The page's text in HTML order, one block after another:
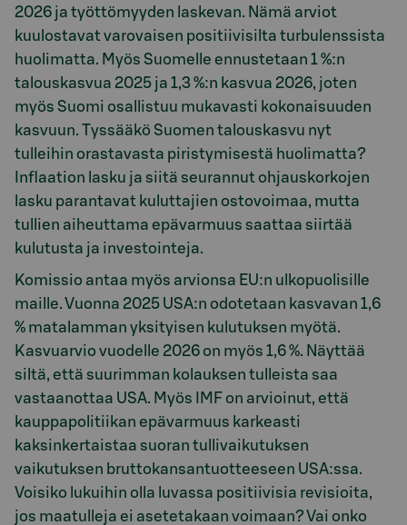
2026 ja työttömyyden laskevan. Nämä arviot
kuulostavat varovaisen positiivisilta turbulenssista
huolimatta. Myös Suomelle ennustetaan 1 %:n
talouskasvua 2025 ja 1,3 %:n kasvua 2026, joten
myös Suomi osallistuu mukavasti kokonaisuuden
kasvuun. Tyssääkö Suomen talouskasvu nyt
tulleihin orastavasta piristymisestä huolimatta?
Inflaation lasku ja siitä seurannut ohjauskorkojen
lasku parantavat kuluttajien ostovoimaa, mutta
tullien aiheuttama epävarmuus saattaa siirtää
kulutusta ja investointeja.
Komissio antaa myös arvionsa EU:n ulkopuolisille
maille. Vuonna 2025 USA:n odotetaan kasvavan 1,6
% matalamman yksityisen kulutuksen myötä.
Kasvuarvio vuodelle 2026 on myös 1,6 %. Näyttää
siltä, että suurimman kolauksen tulleista saa
vastaanottaa USA. Myös IMF on arvioinut, että
kauppapolitiikan epävarmuus karkeasti
kaksinkertaistaa suoran tullivaikutuksen
vaikutuksen bruttokansantuotteeseen USA:ssa.
Voisiko lukuihin olla luvassa positiivisia revisioita,
jos maatulleja ei asetetakaan voimaan? Vai onko